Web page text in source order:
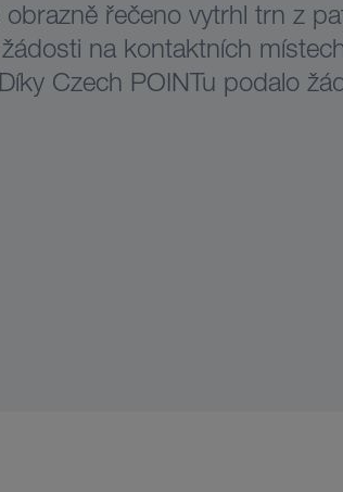
řečeno vytrhl trn z
na kontaktních
Czech POINTu podalo